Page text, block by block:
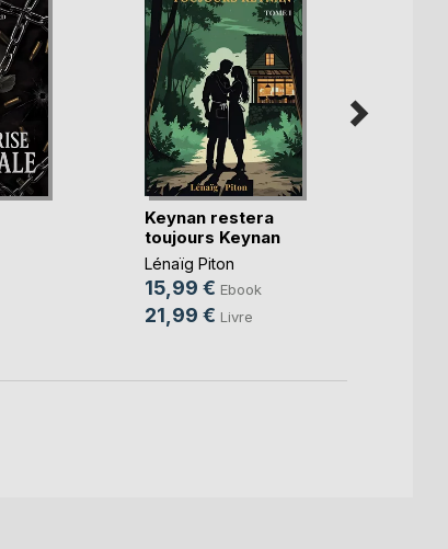
Keynan restera
toujours Keynan
Lénaïg Piton
15,99 € Ebook
21,99 € Livre